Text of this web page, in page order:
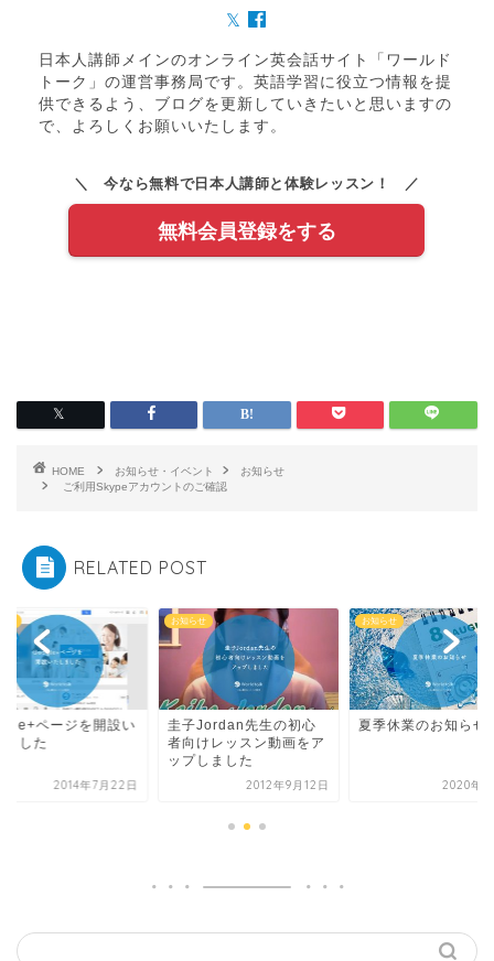
日本人講師メインのオンライン英会話サイト「ワールド
トーク」の運営事務局です。英語学習に役立つ情報を提
供できるよう、ブログを更新していきたいと思いますの
で、よろしくお願いいたします。
＼ 今なら無料で日本人講師と体験レッスン！ ／
無料会員登録をする
HOME お知らせ・イベント
お知らせ
ご利用Skypeアカウントのご確認
RELATED POST
ページを開設い
ました
2014年7月22日
お知らせ
圭子Jordan先生の初心
者向けレッスン動画をア
ップしました
2012年9月12日
お知らせ
夏季休業のお知らせ
2020年8